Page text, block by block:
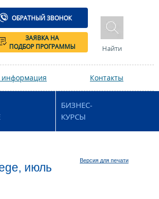
ОБРАТНЫЙ ЗВОНОК
ЗАЯВКА НА
ПОДБОР ПРОГРАММЫ
Найти
информация Контакты
БИЗНЕС-
КУРСЫ
Версия для печати
июль